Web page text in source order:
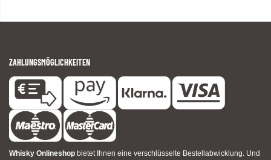
ZAHLUNGSMÖGLICHKEITEN
Whisky Onlineshop bietet Ihnen eine verschlüsselte Bestellabwicklung. Und